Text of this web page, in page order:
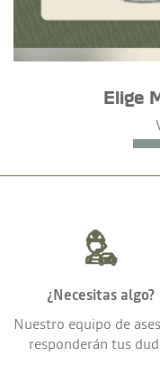
Elige
¿Necesitas algo?
Nuestro equipo de
responderán tus